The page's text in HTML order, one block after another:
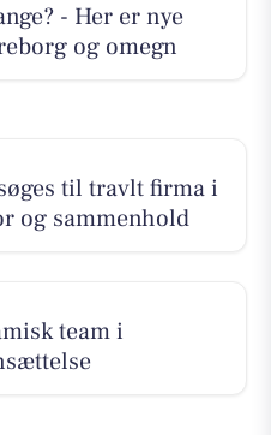
- Her er nye
og omegn
til travlt firma i
og sammenhold
team i